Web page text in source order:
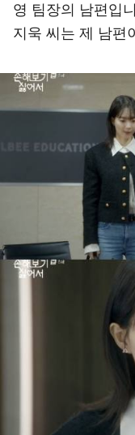
영 팀장의 남편입
지욱 씨는 제 남편